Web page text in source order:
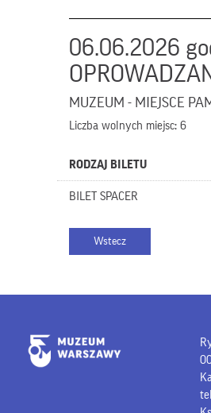
06.06.2026
MUZEUM - MIEJSCE
Liczba wolnych miejsc: 6
RODZAJ BILETU
BILET SPACER